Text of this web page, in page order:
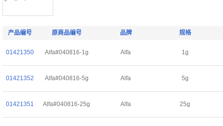
产品编号 原商品编号 品牌 规格
01421350 Alfa#040816-1g Alfa 1g
01421352 Alfa#040816-5g Alfa 5g
01421351 Alfa#040816-25g Alfa 25g